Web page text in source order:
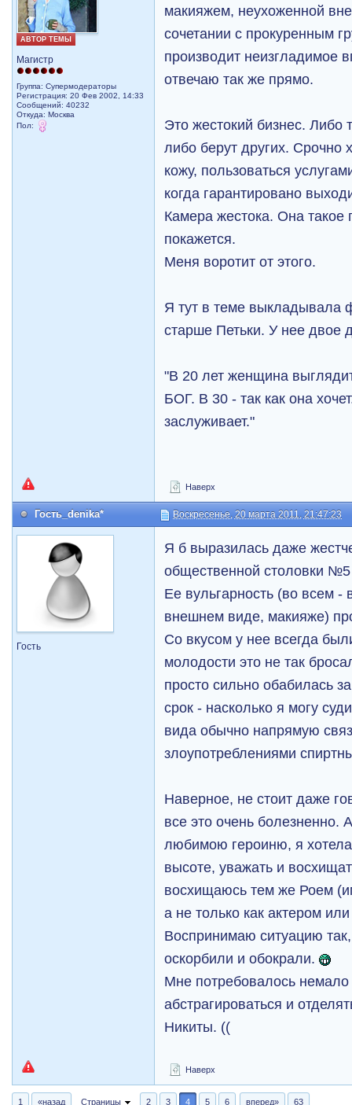
АВТОР ТЕМЫ
Магистр
Группа: Супермодераторы
Регистрация: 20 Фев 2002, 14:33
Сообщений: 40232
Откуда: Москва
Пол:
макияжем, неухоженной
сочетании с прокуренным
производит неизгладимое
отвечаю так же прямо.
Это жестокий бизнес.
либо берут других. Срочно
кожу, пользоваться
когда гарантировано
Камера жестока. Она такое
покажется.
Меня воротит от этого.
Я тут в теме выкладывала
старше Петьки. У нее двое
"В 20 лет женщина
БОГ. В 30 - так как она
заслуживает."
Наверх
Гость_denika* Воскресенье, 20 марта 2011, 21:47:23
Гость
Я б выразилась даже
общественной столовки
Ее вульгарность (во всем
внешнем виде, макияже)
Со вкусом у нее всегда
молодости это не так
просто сильно обабилась
срок - насколько я могу
вида обычно напрямую
злоупотреблениями
Наверное, не стоит даже
все это очень болезненно.
любимою героиню, я
высоте, уважать и
восхищаюсь тем же Роем
а не только как актером
Воспринимаю ситуацию
оскорбили и обокрали.
Мне потребовалось немало
абстрагироваться и
Никиты. ((
Наверх
1 «назад Страницы 2 3 4 5 6 вперед» 63